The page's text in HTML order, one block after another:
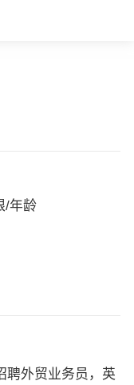
/年龄
聘外贸业务员，英